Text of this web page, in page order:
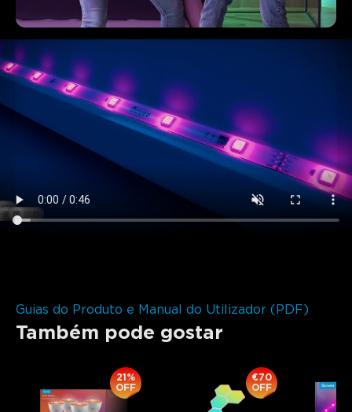
Guias do Produto e Manual do Utilizador (PDF)
Também pode gostar
21%
OFF
€70
OFF
close